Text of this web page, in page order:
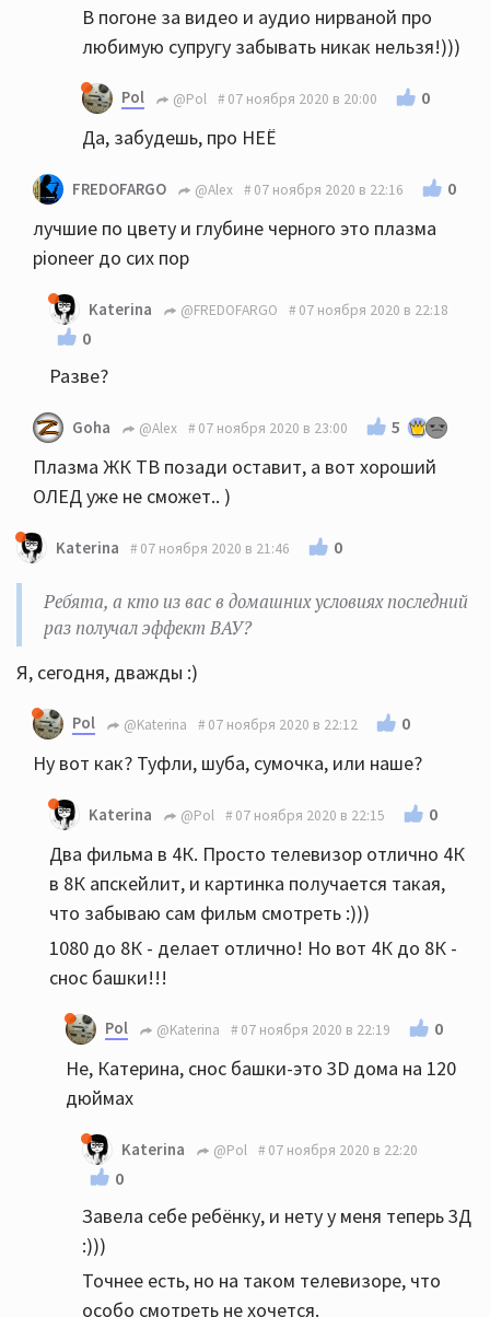
В погоне за видео и аудио нирваной про
любимую супругу забывать никак нельзя!)))
Pol @Pol 07 ноября 2020 в 20:00 0
Да, забудешь, про НЕЁ
FREDOFARGO @Alex 07 ноября 2020 в 22:16 0
лучшие по цвету и глубине черного это плазма
pioneer до сих пор
Katerina @FREDOFARGO 07 ноября 2020 в 22:18
0
Разве?
Goha @Alex 07 ноября 2020 в 23:00 5
Плазма ЖК ТВ позади оставит, а вот хороший
ОЛЕД уже не сможет.. )
Katerina 07 ноября 2020 в 21:46 0
Ребята, а кто из вас в домашних условиях последний
раз получал эффект ВАУ?
Я, сегодня, дважды :)
Pol @Katerina 07 ноября 2020 в 22:12 0
Ну вот как? Туфли, шуба, сумочка, или наше?
Katerina @Pol 07 ноября 2020 в 22:15 0
Два фильма в 4К. Просто телевизор отлично 4К
в 8К апскейлит, и картинка получается такая,
что забываю сам фильм смотреть :)))
1080 до 8К - делает отлично! Но вот 4К до 8К -
снос башки!!!
Pol @Katerina 07 ноября 2020 в 22:19 0
Не, Катерина, снос башки-это 3D дома на 120
дюймах
Katerina @Pol 07 ноября 2020 в 22:20
0
Завела себе ребёнку, и нету у меня теперь 3Д
:)))
Точнее есть, но на таком телевизоре, что
особо смотреть не хочется.